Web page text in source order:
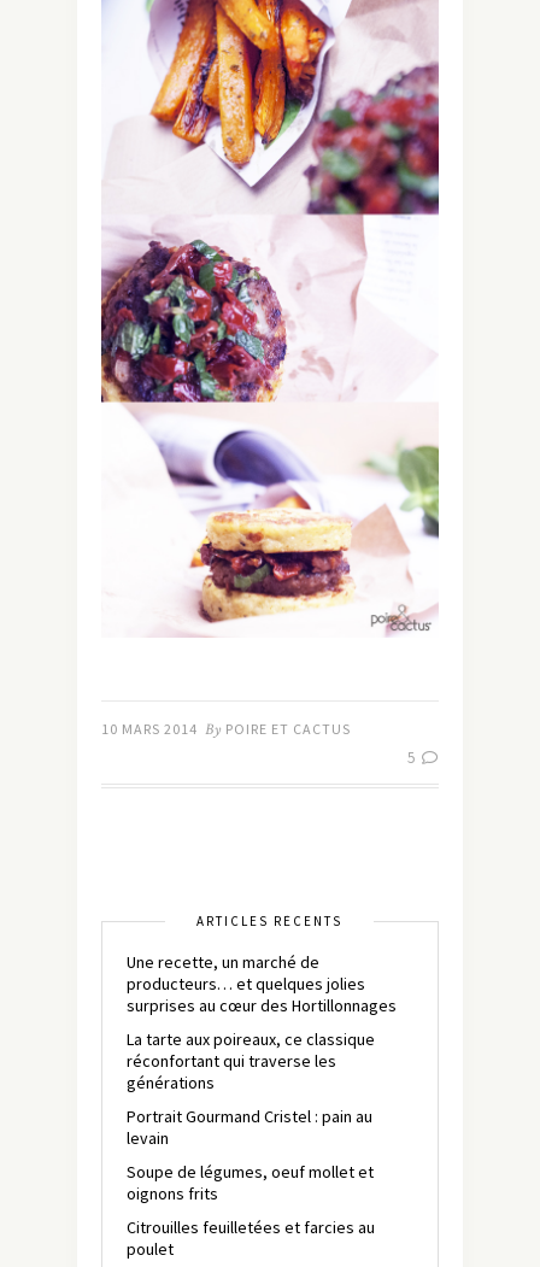
10 MARS 2014 By POIRE ET CACTUS
5
ARTICLES RÉCENTS
Une recette, un marché de
producteurs… et quelques jolies
surprises au cœur des Hortillonnages
La tarte aux poireaux, ce classique
réconfortant qui traverse les
générations
Portrait Gourmand Cristel : pain au
levain
Soupe de légumes, oeuf mollet et
oignons frits
Citrouilles feuilletées et farcies au
poulet